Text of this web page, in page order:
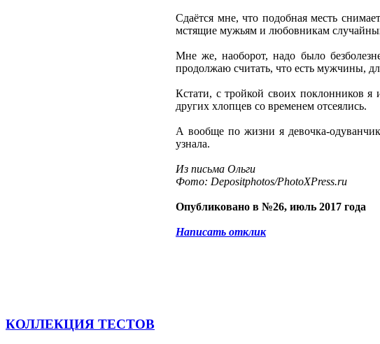
Сдаётся мне, что подобная месть
мстящие мужьям и любовникам
Мне же, наоборот, надо было
продолжаю считать, что есть мужчины,
Кстати, с тройкой своих поклонников
других хлопцев со временем отсеялись.
А вообще по жизни я девочка-
узнала.
Из письма Ольги
Фото: Depositphotos/PhotoXPress.ru
Опубликовано в №26, июль 2017 года
Написать отклик
КОЛЛЕКЦИЯ ТЕСТОВ